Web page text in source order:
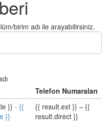
birim adı ile arayabilirsiniz.
Telefon Numaraları
}} - {{
}}
{{ result.ext }} – {{
result.direct }}